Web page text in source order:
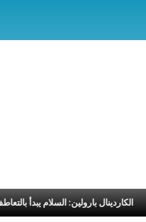
الكاردينال بارولين: